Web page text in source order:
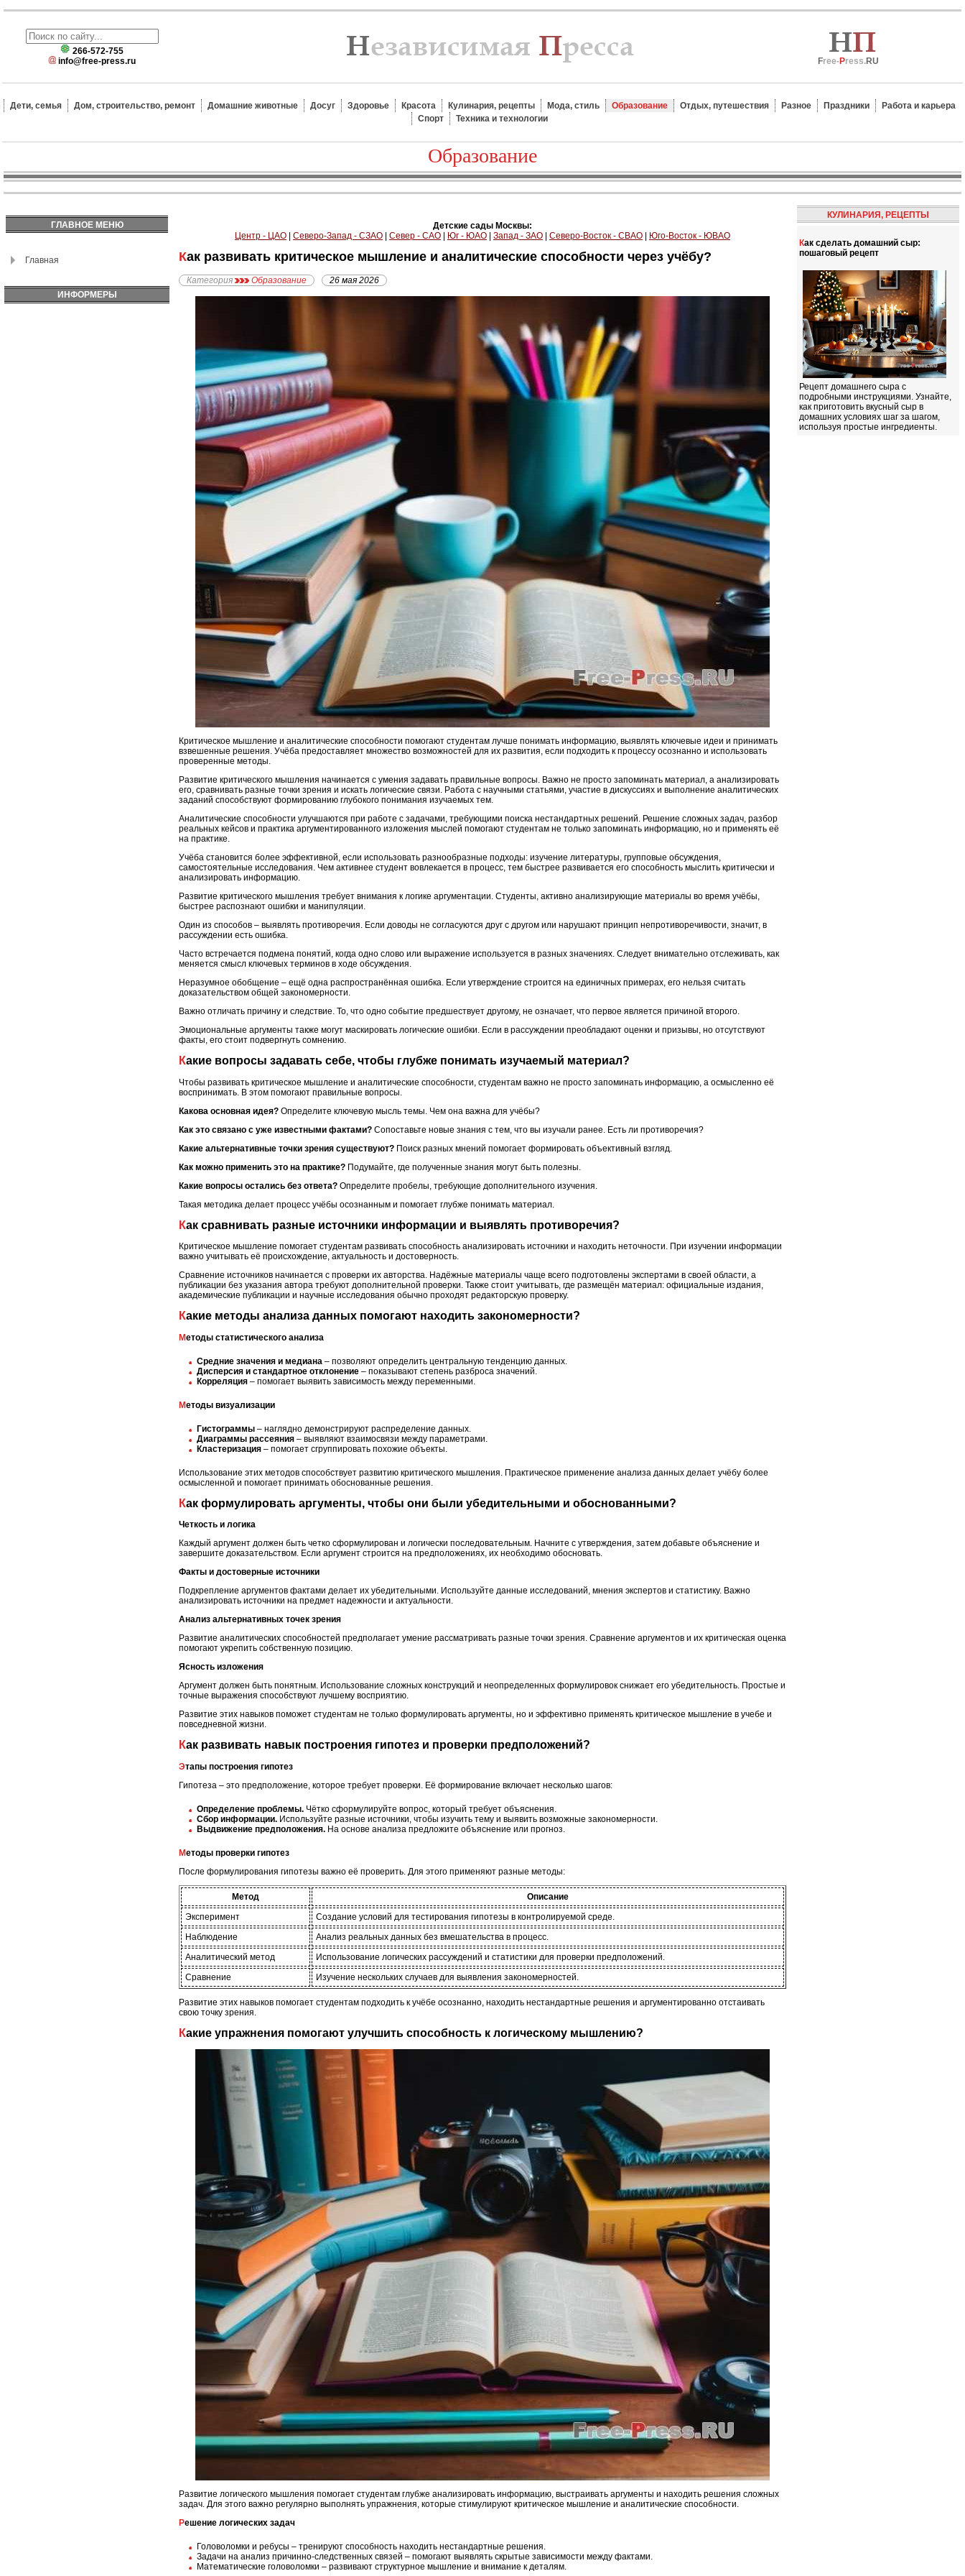
266-572-755
info@free-press.ru
Free-Press.RU
Дети, семья Дом, строительство, ремонт Домашние животные Досуг Здоровье Красота Кулинария, рецепты Мода, стиль Образование Отдых, путешествия Разное Праздники
Работа и карьера
Спорт
Техника и технологии
Образование
ГЛАВНОЕ МЕНЮ
Главная
ИНФОРМЕРЫ
Детские сады Москвы:
Центр - ЦАО
Северо-Запад - СЗАО Север - САО Юг - ЮАО Запад - ЗАО Северо-Восток - СВАО Юго-Восток - ЮВАО
Как развивать критическое мышление и аналитические способности через учёбу?
Категория Образование 26 мая 2026
Критическое мышление и аналитические способности помогают студентам лучше понимать информацию, выявлять ключевые идеи и принимать
взвешенные решения. Учёба предоставляет множество возможностей для их развития, если подходить к процессу осознанно и использовать
проверенные методы.
Развитие критического мышления начинается с умения задавать правильные вопросы. Важно не просто запоминать материал, а анализировать
его, сравнивать разные точки зрения и искать логические связи. Работа с научными статьями, участие в дискуссиях и выполнение аналитических
заданий способствуют формированию глубокого понимания изучаемых тем.
Аналитические способности улучшаются при работе с задачами, требующими поиска нестандартных решений. Решение сложных задач, разбор
реальных кейсов и практика аргументированного изложения мыслей помогают студентам не только запоминать информацию, но и применять её
на практике.
Учёба становится более эффективной, если использовать разнообразные подходы: изучение литературы, групповые обсуждения,
самостоятельные исследования. Чем активнее студент вовлекается в процесс, тем быстрее развивается его способность мыслить критически и
анализировать информацию.
Развитие критического мышления требует внимания к логике аргументации. Студенты, активно анализирующие материалы во время учёбы,
быстрее распознают ошибки и манипуляции.
Один из способов – выявлять противоречия. Если доводы не согласуются друг с другом или нарушают принцип непротиворечивости, значит, в
рассуждении есть ошибка.
Часто встречается подмена понятий, когда одно слово или выражение используется в разных значениях. Следует внимательно отслеживать, как
меняется смысл ключевых терминов в ходе обсуждения.
Неразумное обобщение – ещё одна распространённая ошибка. Если утверждение строится на единичных примерах, его нельзя считать
доказательством общей закономерности.
Важно отличать причину и следствие. То, что одно событие предшествует другому, не означает, что первое является причиной второго.
Эмоциональные аргументы также могут маскировать логические ошибки. Если в рассуждении преобладают оценки и призывы, но отсутствуют
факты, его стоит подвергнуть сомнению.
Какие вопросы задавать себе, чтобы глубже понимать изучаемый материал?
Чтобы развивать критическое мышление и аналитические способности, студентам важно не просто запоминать информацию, а осмысленно её
воспринимать. В этом помогают правильные вопросы.
Какова основная идея? Определите ключевую мысль темы. Чем она важна для учёбы?
Как это связано с уже известными фактами? Сопоставьте новые знания с тем, что вы изучали ранее. Есть ли противоречия?
Какие альтернативные точки зрения существуют? Поиск разных мнений помогает формировать объективный взгляд.
Как можно применить это на практике? Подумайте, где полученные знания могут быть полезны.
Какие вопросы остались без ответа? Определите пробелы, требующие дополнительного изучения.
Такая методика делает процесс учёбы осознанным и помогает глубже понимать материал.
Как сравнивать разные источники информации и выявлять противоречия?
Критическое мышление помогает студентам развивать способность анализировать источники и находить неточности. При изучении информации
важно учитывать её происхождение, актуальность и достоверность.
Сравнение источников начинается с проверки их авторства. Надёжные материалы чаще всего подготовлены экспертами в своей области, а
публикации без указания автора требуют дополнительной проверки. Также стоит учитывать, где размещён материал: официальные издания,
академические публикации и научные исследования обычно проходят редакторскую проверку.
Какие методы анализа данных помогают находить закономерности?
Методы статистического анализа
Средние значения и медиана – позволяют определить центральную тенденцию данных.
Дисперсия и стандартное отклонение – показывают степень разброса значений.
Корреляция – помогает выявить зависимость между переменными.
Методы визуализации
Гистограммы – наглядно демонстрируют распределение данных.
Диаграммы рассеяния – выявляют взаимосвязи между параметрами.
Кластеризация – помогает сгруппировать похожие объекты.
Использование этих методов способствует развитию критического мышления. Практическое применение анализа данных делает учёбу более
осмысленной и помогает принимать обоснованные решения.
Как формулировать аргументы, чтобы они были убедительными и обоснованными?
Четкость и логика
Каждый аргумент должен быть четко сформулирован и логически последовательным. Начните с утверждения, затем добавьте объяснение и
завершите доказательством. Если аргумент строится на предположениях, их необходимо обосновать.
Факты и достоверные источники
Подкрепление аргументов фактами делает их убедительными. Используйте данные исследований, мнения экспертов и статистику. Важно
анализировать источники на предмет надежности и актуальности.
Анализ альтернативных точек зрения
Развитие аналитических способностей предполагает умение рассматривать разные точки зрения. Сравнение аргументов и их критическая оценка
помогают укрепить собственную позицию.
Ясность изложения
Аргумент должен быть понятным. Использование сложных конструкций и неопределенных формулировок снижает его убедительность. Простые и
точные выражения способствуют лучшему восприятию.
Развитие этих навыков поможет студентам не только формулировать аргументы, но и эффективно применять критическое мышление в учебе и
повседневной жизни.
Как развивать навык построения гипотез и проверки предположений?
Этапы построения гипотез
Гипотеза – это предположение, которое требует проверки. Её формирование включает несколько шагов:
Определение проблемы. Чётко сформулируйте вопрос, который требует объяснения.
Сбор информации. Используйте разные источники, чтобы изучить тему и выявить возможные закономерности.
Выдвижение предположения. На основе анализа предложите объяснение или прогноз.
Методы проверки гипотез
После формулирования гипотезы важно её проверить. Для этого применяют разные методы:
Метод
Описание
Эксперимент
Создание условий для тестирования гипотезы в контролируемой среде.
Наблюдение
Анализ реальных данных без вмешательства в процесс.
Аналитический метод
Использование логических рассуждений и статистики для проверки предположений.
Сравнение
Изучение нескольких случаев для выявления закономерностей.
Развитие этих навыков помогает студентам подходить к учёбе осознанно, находить нестандартные решения и аргументированно отстаивать
свою точку зрения.
Какие упражнения помогают улучшить способность к логическому мышлению?
Развитие логического мышления помогает студентам глубже анализировать информацию, выстраивать аргументы и находить решения сложных
задач. Для этого важно регулярно выполнять упражнения, которые стимулируют критическое мышление и аналитические способности.
Решение логических задач
Головоломки и ребусы – тренируют способность находить нестандартные решения.
Задачи на анализ причинно-следственных связей – помогают выявлять скрытые зависимости между фактами.
Математические головоломки – развивают структурное мышление и внимание к деталям.
КУЛИНАРИЯ, РЕЦЕПТЫ
Как сделать домашний сыр:
пошаговый рецепт
Рецепт домашнего сыра с
подробными инструкциями. Узнайте,
как приготовить вкусный сыр в
домашних условиях шаг за шагом,
используя простые ингредиенты.